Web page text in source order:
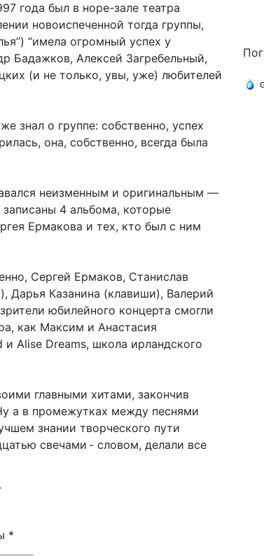
года был в норе-зале театра
новоиспеченной тогда группы,
“имела огромный успех у
Бадажков, Алексей Загребельный,
(и не только, увы, уже) любителей
знал о группе: собственно, успех
она, собственно, всегда была
неизменным и оригинальным —
4 альбома, которые
Ермакова и тех, кто был с ним
Сергей Ермаков, Станислав
Дарья Казанина (клавиши), Валерий
юбилейного концерта смогли
как Максим и Анастасия
Alise Dreams, школа ирландского
главными хитами, закончив
а в промежутках между песнями
знании творческого пути
свечами - словом, делали все
*